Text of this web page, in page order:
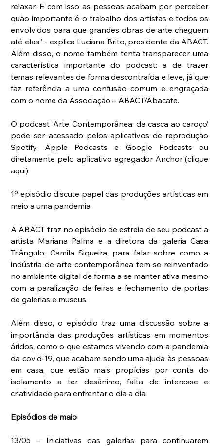
relaxar. E com isso as pessoas acabam por perceber
quão importante é o trabalho dos artistas e todos os
envolvidos para que grandes obras de arte cheguem
até elas” - explica Luciana Brito, presidente da ABACT.
Além disso, o nome também tenta transparecer uma
característica importante do podcast: a de trazer
temas relevantes de forma descontraída e leve, já que
faz referência a uma confusão comum e engraçada
com o nome da Associação – ABACT/Abacate.
O podcast ‘Arte Contemporânea: da casca ao caroço’
pode ser acessado pelos aplicativos de reprodução
Spotify, Apple Podcasts e Google Podcasts ou
diretamente pelo aplicativo agregador Anchor (clique
aqui).
1º episódio discute papel das produções artísticas em
meio a uma pandemia
A ABACT traz no episódio de estreia de seu podcast a
artista Mariana Palma e a diretora da galeria Casa
Triângulo, Camila Siqueira, para falar sobre como a
indústria de arte contemporânea tem se reinventado
no ambiente digital de forma a se manter ativa mesmo
com a paralização de feiras e fechamento de portas
de galerias e museus.
Além disso, o episódio traz uma discussão sobre a
importância das produções artísticas em momentos
áridos, como o que estamos vivendo com a pandemia
da covid-19, que acabam sendo uma ajuda às pessoas
em casa, que estão mais propícias por conta do
isolamento a ter desânimo, falta de interesse e
criatividade para enfrentar o dia a dia.
Episódios de maio
13/05 – Iniciativas das galerias para continuarem